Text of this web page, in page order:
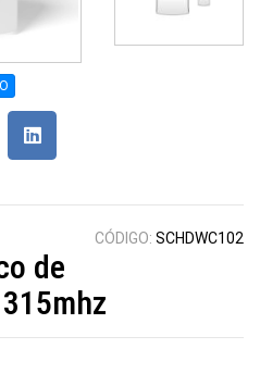
CÓDIGO: SCHDWC102
de